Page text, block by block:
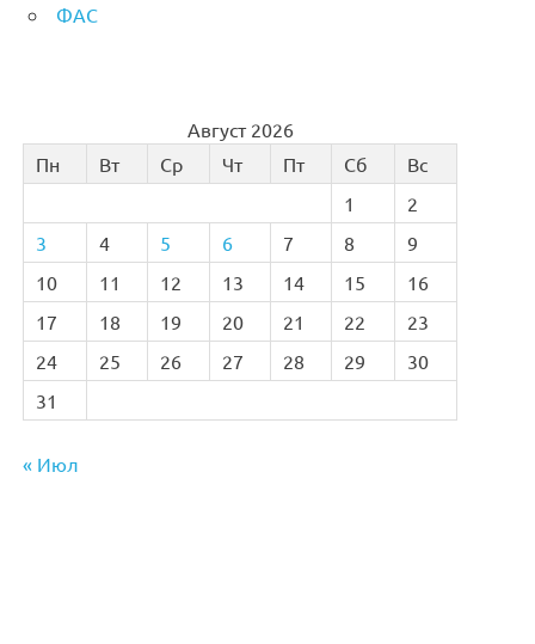
ФАС
Август 2026
Пн
Вт Ср Чт Пт Сб
Вс
1
2
3
4 5 6 7 8
9
10
11 12 13 14 15
16
17
18 19 20 21 22
23
24
25 26 27 28 29
30
31
« Июл